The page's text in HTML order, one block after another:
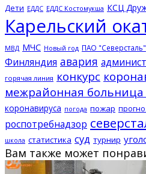
Дети ЕДДС ЕДДС Костомукша КСЦ
Карельский
МВД МЧС Новый год ПАО "Северсталь"
Финляндия авария
горячая линия конкурс
межрайонная
коронавируса погода пожар
роспотребнадзор
школа статистика суд турнир
Вам также может